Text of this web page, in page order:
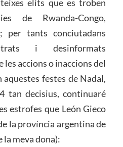
elits que es troben
de Rwanda-Congo,
per tants conciutadans
i desinformats
les accions o inaccions del
festes de Nadal,
tan decisius, continuaré
estrofes que León Gieco
la província argentina de
la meva dona):